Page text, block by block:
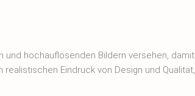
hochauflösenden Bildern versehen, damit
Eindruck von Design und Qualität,